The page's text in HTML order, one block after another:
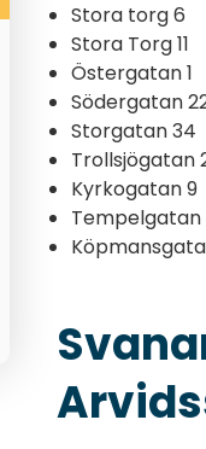
Stora torg 6
Stora Torg 11
Östergatan 1
Södergatan
Storgatan 34
Trollsjögatan
Kyrkogatan 9
Tempelgatan